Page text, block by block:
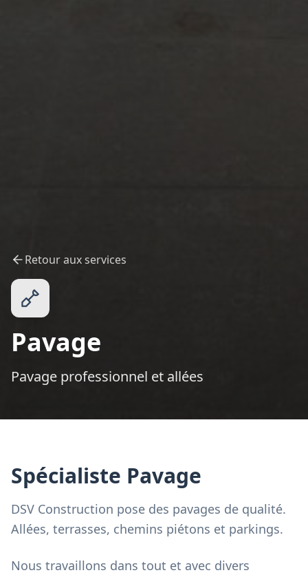
Retour aux services
Pavage
Pavage professionnel et allées
Spécialiste Pavage
DSV Construction pose des pavages de qualité.
Allées, terrasses, chemins piétons et parkings.
Nous travaillons dans tout et avec divers